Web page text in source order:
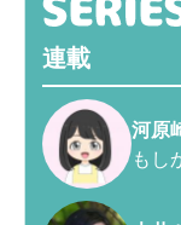
連載
河原
もし